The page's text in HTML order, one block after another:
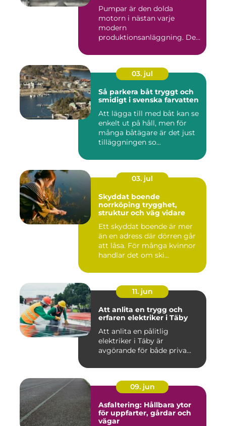
Pumpar är den dolda
motorn i nästan varje
modern
produktionsanläggning. De
03. jul
Så parkera båt tryggt och
smidigt i svenska farvatten
Att lägga till med båt kan se
enkelt ut på håll, men för
många båtägare är det just
tilläggningen so...
03. jul
Skyddat boende
norrköping trygghet,
struktur och väg vidare
Ett skyddat boende är mer
än en adress där dörren går
att låsa. För många kvinnor
handlar det om ski...
11. jun
Att anlita en trygg och
erfaren elektriker i Täby
Att anlita en pålitlig
elektriker i Täby är
avgörande för både priva...
09. jun
Asfaltering: Hållbara ytor
för uppfarter, gårdar och
vägar